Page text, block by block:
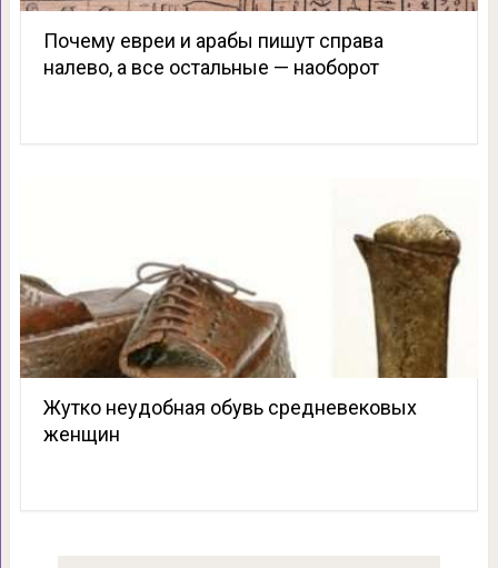
Почему евреи и арабы пишут справа
налево, а все остальные — наоборот
Жутко неудобная обувь средневековых
женщин